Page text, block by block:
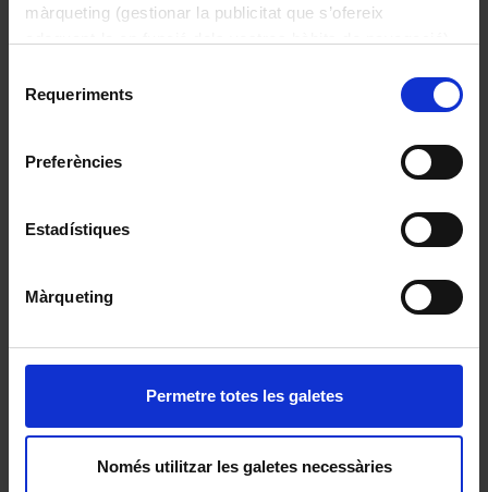
màrqueting (gestionar la publicitat que s’ofereix
consultar laPolítica de galetes del lloc web de la
Requeriments
Preferències
Estadístiques
Màrqueting
Permetre totes les galetes
Només utilitzar les galetes necessàries
d’ones estacionàries.